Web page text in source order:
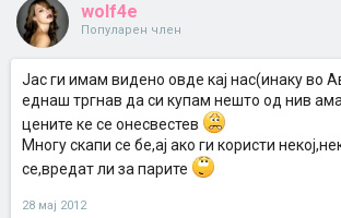
wolf4e
Популарен член
Jас ги имам видено овде кај нас(инаку во
еднаш тргнав да си купам нешто од нив
цените ке се онесвестев
Mногу скапи се бе,ај ако ги користи
се,вредат ли за парите
28 мај 2012